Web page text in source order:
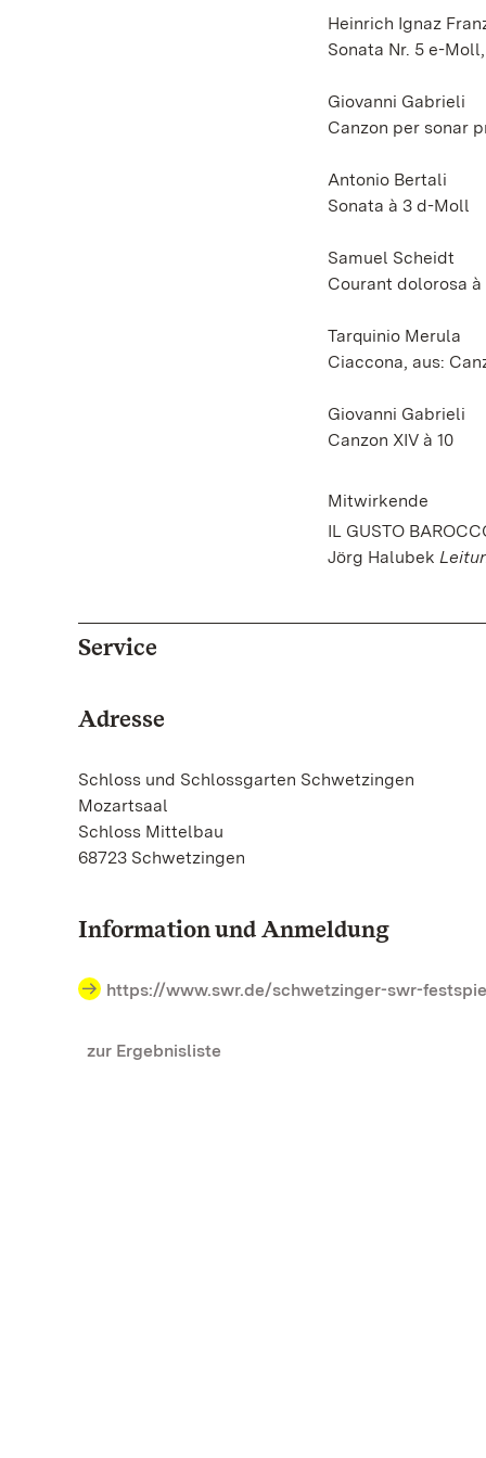
Heinrich Ignaz
Sonata Nr. 5 e-
Giovanni Gabrieli
Canzon per sonar
Antonio Bertali
Sonata à 3 d-Moll
Samuel Scheidt
Courant dolorosa à
Tarquinio Merula
Ciaccona, aus:
Giovanni Gabrieli
Canzon XIV à 10
Mitwirkende
IL GUSTO
Jörg Halubek
Service
Adresse
Schloss und Schlossgarten Schwetzingen
Mozartsaal
Schloss Mittelbau
68723 Schwetzingen
Information und Anmeldung
https://www.swr.de/schwetzinger-swr-
zur Ergebnisliste